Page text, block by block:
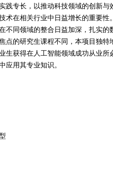
践专长，以推动科技领域的创新
术在相关行业中日益增长的重要性。
不同领域的整合日益加深，扎实
点的研究生课程不同，本项目独
生获得在人工智能领域成功从业
应用其专业知识。